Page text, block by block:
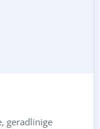
geradlinige